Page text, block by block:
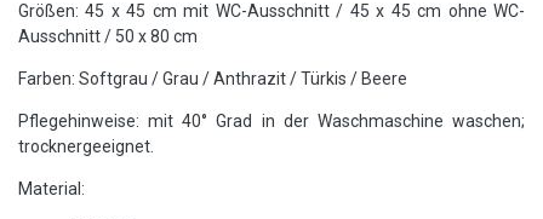
Größen: 45 x 45 cm mit WC-Ausschnitt / 45 x 45 cm ohne WC-
Ausschnitt / 50 x 80 cm
Farben: Softgrau / Grau / Anthrazit / Türkis / Beere
Pflegehinweise: mit 40° Grad in der Waschmaschine waschen;
trocknergeeignet.
Material: